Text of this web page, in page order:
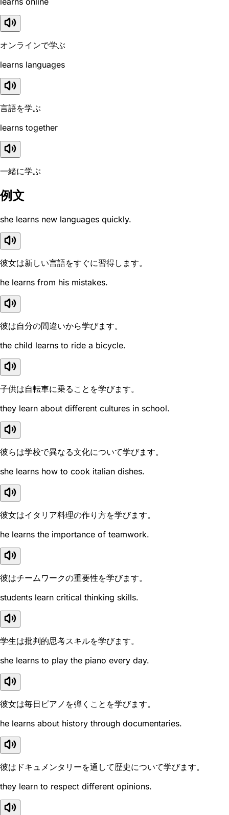
オンラインで学ぶ
learns languages
言語を学ぶ
learns together
一緒に学ぶ
例文
she learns new languages quickly.
彼女は新しい言語をすぐに習得します。
he learns from his mistakes.
彼は自分の間違いから学びます。
the child learns to ride a bicycle.
子供は自転車に乗ることを学びます。
they learn about different cultures in school.
彼らは学校で異なる文化について学びます。
she learns how to cook italian dishes.
彼女はイタリア料理の作り方を学びます。
he learns the importance of teamwork.
彼はチームワークの重要性を学びます。
students learn critical thinking skills.
学生は批判的思考スキルを学びます。
she learns to play the piano every day.
彼女は毎日ピアノを弾くことを学びます。
he learns about history through documentaries.
彼はドキュメンタリーを通して歴史について学びます。
they learn to respect different opinions.